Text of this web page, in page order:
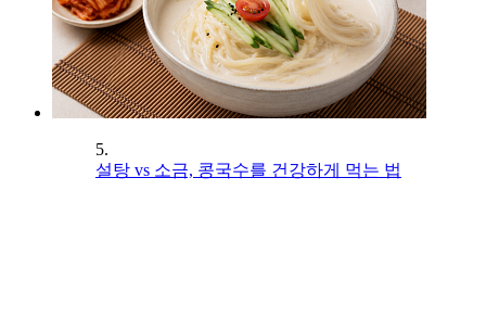
5.
설탕 vs 소금, 콩국수를 건강하게 먹는 법